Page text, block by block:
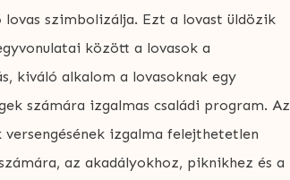
szimbolizálja. Ezt a lovast üldözik
között a lovasok a
kiváló alkalom a lovasoknak egy
számára izgalmas családi program. Az
izgalma felejthetetlen
az akadályokhoz, piknikhez és a